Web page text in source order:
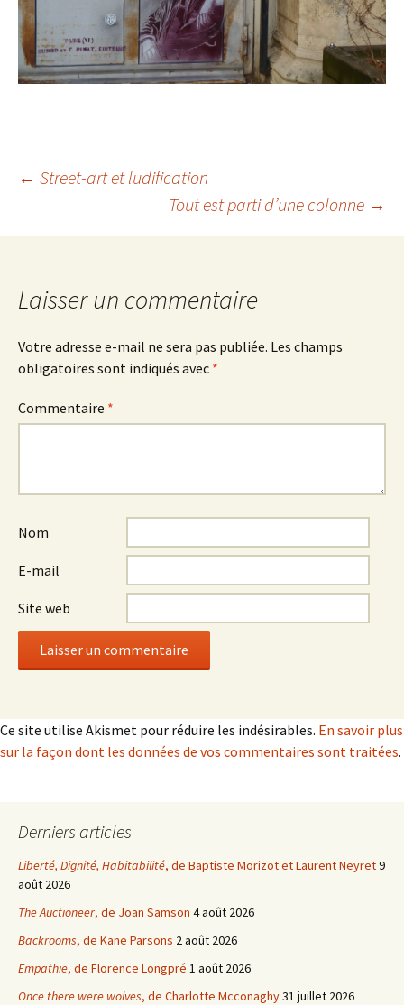
Navigation
des
articles
← Street-art et ludification
Tout est parti d’une colonne →
Laisser un commentaire
Votre adresse e-mail ne sera pas publiée. Les champs
obligatoires sont indiqués avec *
Commentaire *
Nom
E-mail
Site web
Ce site utilise Akismet pour réduire les indésirables. En savoir plus
sur la façon dont les données de vos commentaires sont traitées.
Derniers articles
Liberté, Dignité, Habitabilité, de Baptiste Morizot et Laurent Neyret9
août 2026
The Auctioneer, de Joan Samson 4 août 2026
Backrooms, de Kane Parsons 2 août 2026
Empathie, de Florence Longpré 1 août 2026
Once there were wolves, de Charlotte Mcconaghy31 juillet 2026